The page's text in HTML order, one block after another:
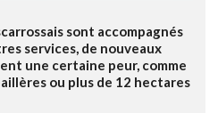
sont accompagnés
services, de nouveaux
une certaine peur, comme
ou plus de 12 hectares